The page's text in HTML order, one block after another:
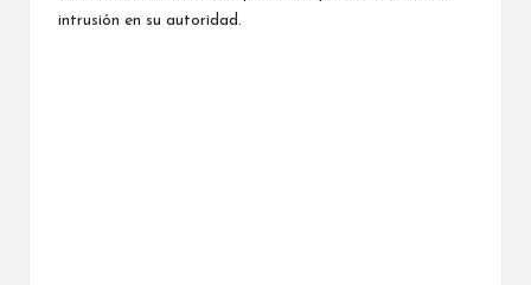
intrusión en su autoridad.